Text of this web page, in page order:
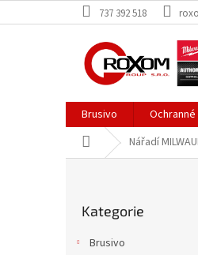
na
737 392 518
Brusivo
Domů Nářadí
kategorie
Kategorie
Brusivo